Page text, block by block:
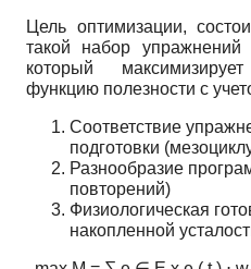
Цель оптимизации,
такой набор упражнений
который
функцию полезности с
Соответствие
подготовки
Разнообразие
повторений)
Физиологическая
накопленной